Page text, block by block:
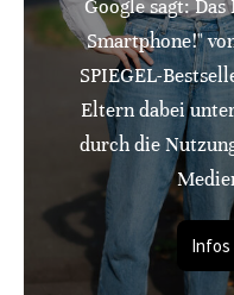
Google sagt:
Smartphone!"
SPIEGEL-
Eltern dabei
durch die
Infos